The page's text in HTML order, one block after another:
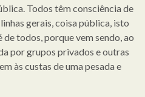
Todos têm consciência de
gerais, coisa pública, isto
todos, porque vem sendo, ao
por grupos privados e outras
às custas de uma pesada e